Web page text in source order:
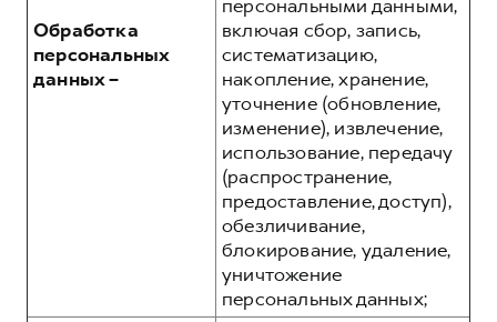
Обработка
персональных
данных –
персональными данными,
включая сбор, запись,
систематизацию,
накопление, хранение,
уточнение (обновление,
изменение), извлечение,
использование, передачу
(распространение,
предоставление, доступ),
обезличивание,
блокирование, удаление,
уничтожение
персональных данных;